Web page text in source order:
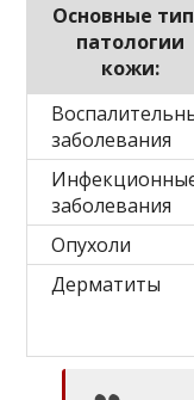
Основные
патологии
кожи:
заболевания
заболевания
Опухоли
Дерматиты